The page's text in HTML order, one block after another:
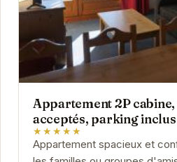
Appartement 2P
acceptés, parking inclus
★★★★★
Appartement spacieux et